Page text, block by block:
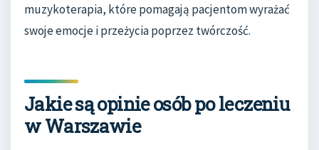
muzykoterapia, które pomagają pacjentom wyrażać
swoje emocje i przeżycia poprzez twórczość.
Jakie są opinie osób po leczeniu
w Warszawie